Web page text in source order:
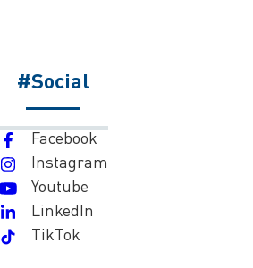
#Social
Facebook
Instagram
Youtube
LinkedIn
TikTok